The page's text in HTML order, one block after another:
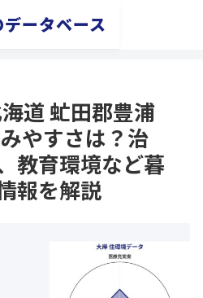
ータベース
道 虻田郡豊浦
やすさは？治
教育環境など暮
報を解説